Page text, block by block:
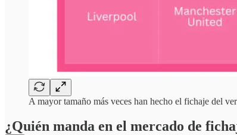
A mayor tamaño más veces han hecho el fichaje del
¿Quién manda en el mercado de